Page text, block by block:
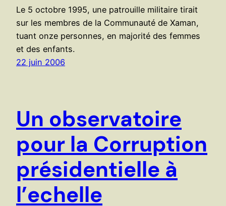
Le 5 octobre 1995, une patrouille militaire tirait
sur les membres de la Communauté de Xaman,
tuant onze personnes, en majorité des femmes
et des enfants.
22 juin 2006
Un observatoire
pour la Corruption
présidentielle à
l’echelle